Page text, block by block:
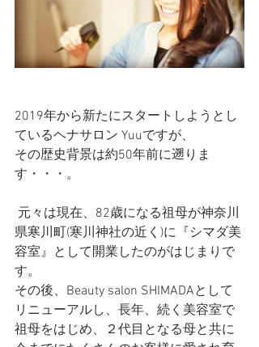
2019年から新たにスタートしようとし
ているヘナサロン Yuuですが、
その歴史背景は約50年前に遡りま
す・・・。
県寒川町(寒川神社の近く)に『シマダ美
容室』として開業したのがはじまりで
す。
その後、Beauty salon SHIMADAとして
リニューアルし、長年、続く美容室で
祖母をはじめ、２代目となる母と共に